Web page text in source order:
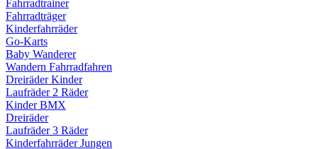
Fahrradtrainer
Fahrradträger
Kinderfahrräder
Go-Karts
Baby Wanderer
Wandern Fahrradfahren
Dreiräder Kinder
Laufräder 2 Räder
Kinder BMX
Dreiräder
Laufräder 3 Räder
Kinderfahrräder Jungen